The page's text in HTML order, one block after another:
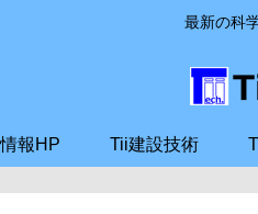
最新の科
報HP Tii建設技術